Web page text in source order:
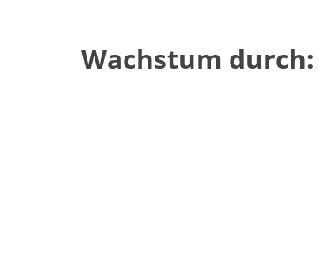
Wachstum durch: